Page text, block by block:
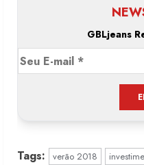
GBLjeans
Tags: verão 2018